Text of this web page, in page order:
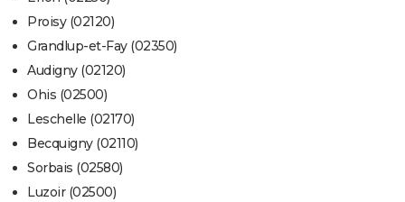
Proisy (02120)
Grandlup-et-Fay (02350)
Audigny (02120)
Ohis (02500)
Leschelle (02170)
Becquigny (02110)
Sorbais (02580)
Luzoir (02500)